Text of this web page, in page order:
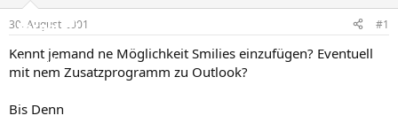
Forum
Aktuelles
e
r
l
t
a
30. August 2001 #1
Kennt jemand ne Möglichkeit Smilies einzufügen? Eventuell
mit nem Zusatzprogramm zu Outlook?
Bis Denn